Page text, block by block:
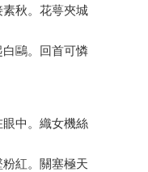
秋。花萼夾城
鷗。回首可憐
中。織女機絲
紅。關塞極天